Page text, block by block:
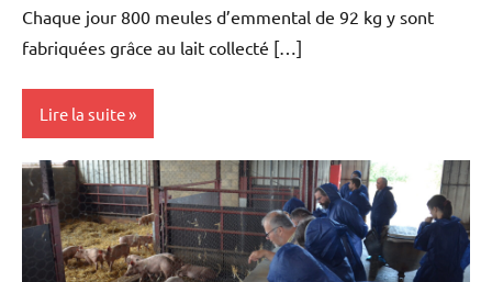
Chaque jour 800 meules d’emmental de 92 kg y sont
fabriquées grâce au lait collecté […]
Lire la suite
Initiatives
Vie
professionnelle